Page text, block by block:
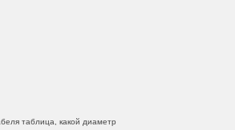
таблица, какой диаметр